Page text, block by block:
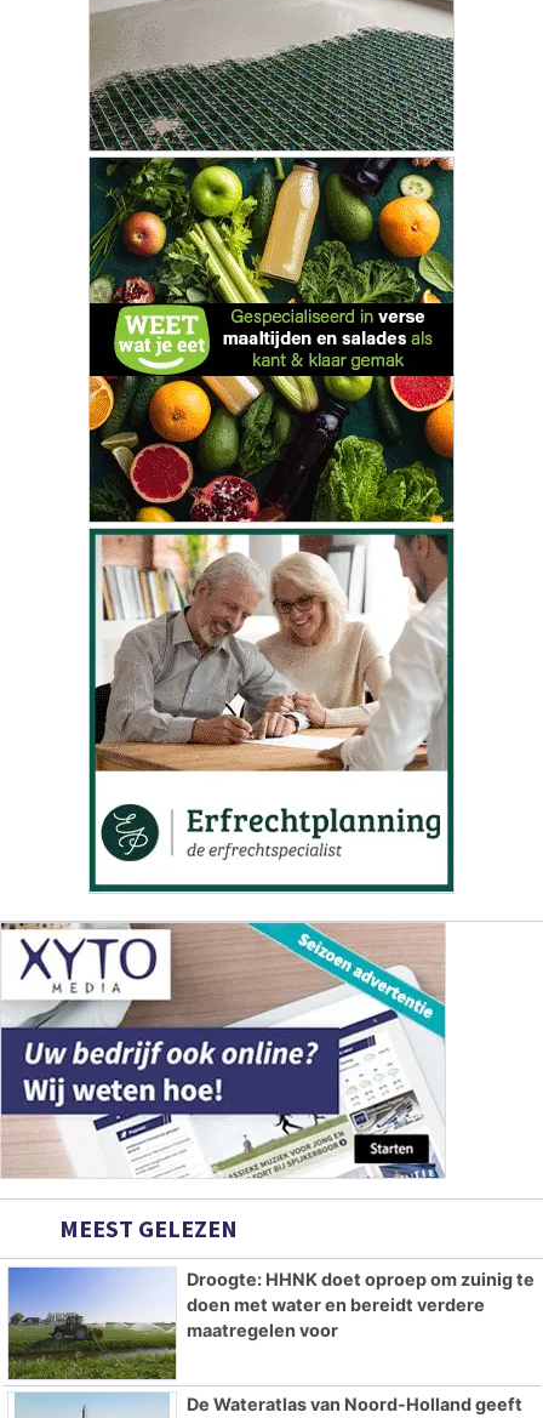
MEEST GELEZEN
Droogte: HHNK doet oproep om zuinig te
doen met water en bereidt verdere
maatregelen voor
De Wateratlas van Noord-Holland geeft